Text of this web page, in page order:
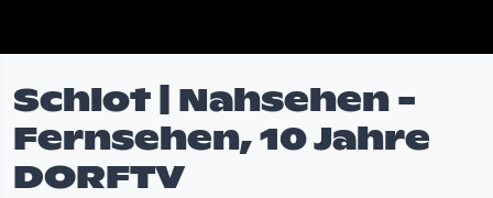
Schlot | Nahsehen -
Fernsehen, 10 Jahre
DORFTV